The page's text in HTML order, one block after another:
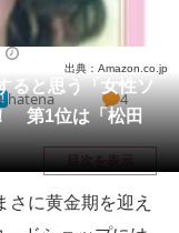
ると思う「女性ソ
第1位は「松田
出典：Amazon.co.jp
hatena 4
目次を表示
に黄金期を迎え